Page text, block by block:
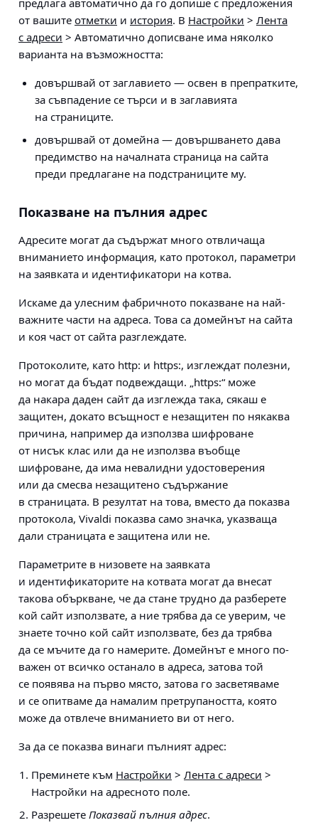
предлага автоматично да го допише с предложения
от вашите отметки и история. В Настройки > Лента
с адреси > Автоматично дописване има няколко
варианта на възможността:
довършвай от заглавието — освен в препратките,
за съвпадение се търси и в заглавията
на страниците.
довършвай от домейна — довършването дава
предимство на началната страница на сайта
преди предлагане на подстраниците му.
Показване на пълния адрес
Адресите могат да съдържат много отвличаща
вниманието информация, като протокол, параметри
на заявката и идентификатори на котва.
Искаме да улесним фабричното показване на най-
важните части на адреса. Това са домейнът на сайта
и коя част от сайта разглеждате.
Протоколите, като http: и https:, изглеждат полезни,
но могат да бъдат подвеждащи. „https:“ може
да накара даден сайт да изглежда така, сякаш е
защитен, докато всъщност е незащитен по някаква
причина, например да използва шифроване
от нисък клас или да не използва въобще
шифроване, да има невалидни удостоверения
или да смесва незащитено съдържание
в страницата. В резултат на това, вместо да показва
протокола, Vivaldi показва само значка, указваща
дали страницата е защитена или не.
Параметрите в низовете на заявката
и идентификаторите на котвата могат да внесат
такова объркване, че да стане трудно да разберете
кой сайт използвате, а ние трябва да се уверим, че
знаете точно кой сайт използвате, без да трябва
да се мъчите да го намерите. Домейнът е много по-
важен от всичко останало в адреса, затова той
се появява на първо място, затова го засветяваме
и се опитваме да намалим претрупаността, която
може да отвлече вниманието ви от него.
За да се показва винаги пълният адрес:
Преминете към Настройки > Лента с адреси >
Настройки на адресното поле.
Разрешете Показвай пълния адрес.